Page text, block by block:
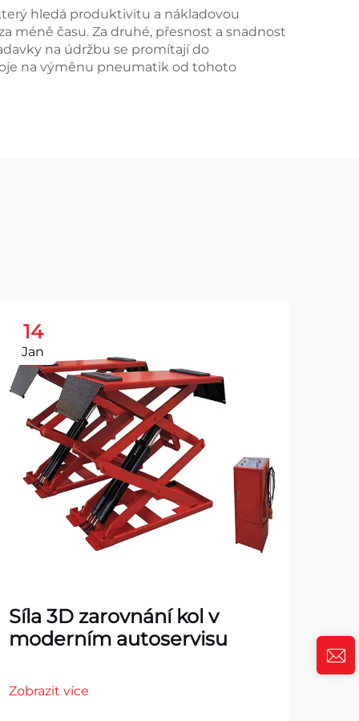
hledá produktivitu a nákladovou
méně času. Za druhé, přesnost a snadnost
na údržbu se promítají do
na výměnu pneumatik od tohoto
14
Jan
Síla 3D zarovnání kol v
moderním autoservisu
Zobrazit více